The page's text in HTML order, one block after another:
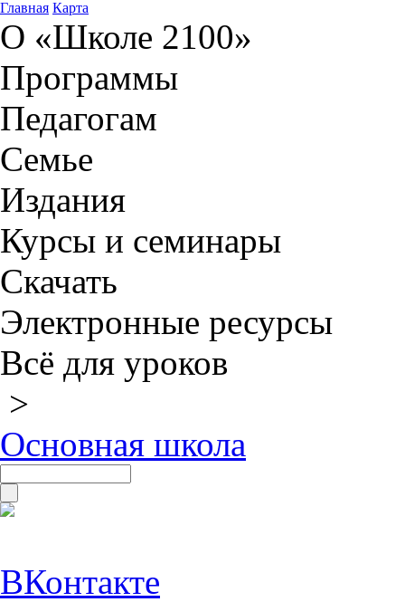
Главная Карта
О «Школе 2100»
Программы
Педагогам
Семье
Издания
Курсы и семинары
Скачать
Электронные ресурсы
Всё для уроков
>
Основная школа
ВКонтакте